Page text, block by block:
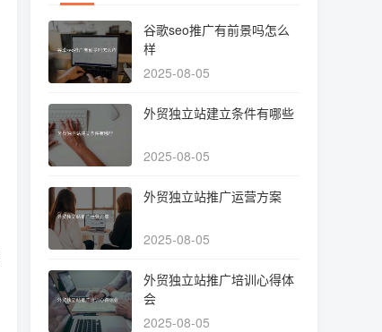
谷歌seo推广有前景吗怎么
样
2025-08-05
外贸独立站建立条件有哪些
2025-08-05
外贸独立站推广运营方案
2025-08-05
外贸独立站推广培训心得体
会
2025-08-05